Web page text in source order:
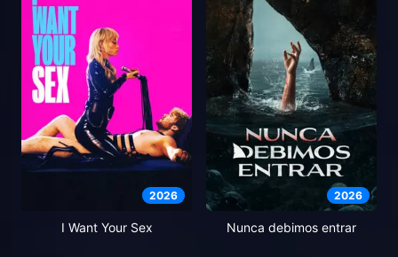
2026
I Want Your Sex
2026
Nunca debimos entrar